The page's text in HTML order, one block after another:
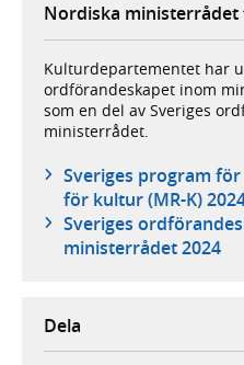
Nordiska
Kulturdepartementet har
ordförandeskapet inom
som en del av Sveriges
ministerrådet.
Sveriges program
för kultur (MR-K)
Sveriges
ministerrådet 2024
Dela